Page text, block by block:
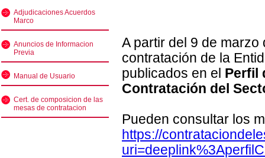
Adjudicaciones Acuerdos
Marco
Anuncios de Informacion
Previa
Manual de Usuario
Cert. de composicion de las
mesas de contratacion
A partir del 9 de
contratación de la
publicados en el Perfil
Contratación del
Pueden consultar los
https://